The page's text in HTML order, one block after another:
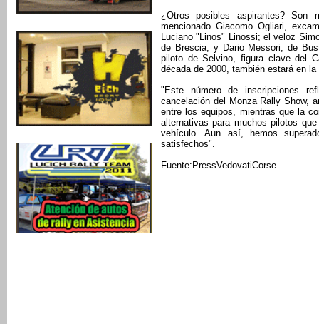
¿Otros posibles aspirantes?
mencionado Giacomo Ogliari,
Luciano "Linos" Linossi; el veloz
de Brescia, y Dario Messori, de
piloto de Selvino, figura clave del
década de 2000, también estará en la
"Este número de inscripciones
cancelación del Monza Rally Show,
entre los equipos, mientras que la
alternativas para muchos pilotos
vehículo. Aun así, hemos
satisfechos".
Fuente:PressVedovatiCorse